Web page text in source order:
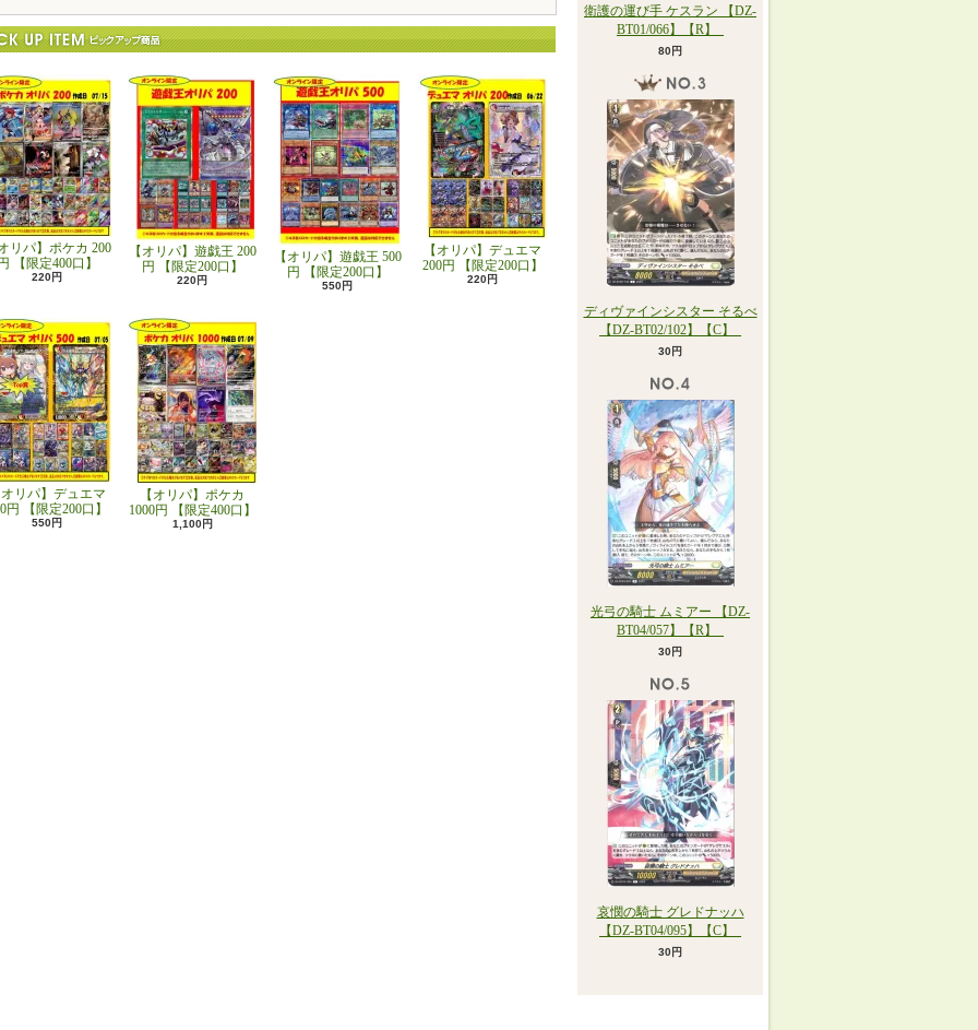
リパ】ポケカ 200
【限定400口】
220円
【オリパ】遊戯王 200
円 【限定200口】
220円
【オリパ】遊戯王 500
円 【限定200口】
550円
【オリパ】デュエマ
200円 【限定200口】
220円
リパ】デュエマ
円 【限定200口】
550円
【オリパ】ポケカ
1000円 【限定400口】
1,100円
衛護の運び手 ケスラン 【DZ-
BT01/066】【R】_
80円
ディヴァインシスター そるべ
【DZ-BT02/102】【C】_
30円
光弓の騎士 ムミアー 【DZ-
BT04/057】【R】_
30円
哀憫の騎士 グレドナッハ
【DZ-BT04/095】【C】_
30円